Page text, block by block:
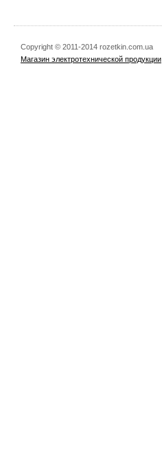
Copyright © 2011-2014 rozetkin.com.ua
Магазин электротехнической продукции